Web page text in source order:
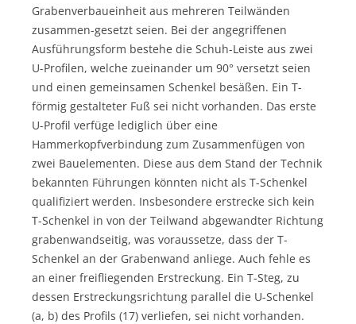
Grabenverbaueinheit aus mehreren Teilwänden
zusammen-gesetzt seien. Bei der angegriffenen
Ausführungsform bestehe die Schuh-Leiste aus zwei
U-Profilen, welche zueinander um 90° versetzt seien
und einen gemeinsamen Schenkel besäßen. Ein T-
förmig gestalteter Fuß sei nicht vorhanden. Das erste
U-Profil verfüge lediglich über eine
Hammerkopfverbindung zum Zusammenfügen von
zwei Bauelementen. Diese aus dem Stand der Technik
bekannten Führungen könnten nicht als T-Schenkel
qualifiziert werden. Insbesondere erstrecke sich kein
T-Schenkel in von der Teilwand abgewandter Richtung
grabenwandseitig, was voraussetze, dass der T-
Schenkel an der Grabenwand anliege. Auch fehle es
an einer freifliegenden Erstreckung. Ein T-Steg, zu
dessen Erstreckungsrichtung parallel die U-Schenkel
(a, b) des Profils (17) verliefen, sei nicht vorhanden.